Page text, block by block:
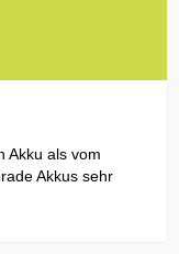
Akku als vom
Akkus sehr